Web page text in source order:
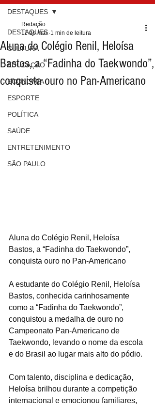
DESTAQUES
CULTURA
EDUCAÇÃO
ECONOMIA
ESPORTE
POLÍTICA
SAÚDE
ENTRETENIMENTO
SÃO PAULO
DESTAQUES
Aluna do Colégio Renil, Heloísa
Bastos, a “Fadinha do Taekwondo”,
conquista ouro no Pan-Americano
Redação
11 de mai. 1 min de leitura
Aluna do Colégio Renil, Heloísa
Bastos, a “Fadinha do Taekwondo”,
conquista ouro no Pan-Americano
A estudante do Colégio Renil, Heloísa
Bastos, conhecida carinhosamente
como a “Fadinha do Taekwondo”,
conquistou a medalha de ouro no
Campeonato Pan-Americano de
Taekwondo, levando o nome da escola
e do Brasil ao lugar mais alto do pódio.
Com talento, disciplina e dedicação,
Heloísa brilhou durante a competição
internacional e emocionou familiares,